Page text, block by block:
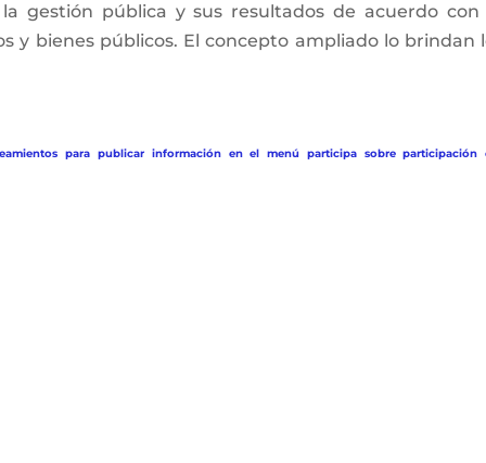
gestión pública y sus resultados de acuerdo
y bienes públicos. El concepto ampliado lo brindan
para publicar información en el menú participa sobre